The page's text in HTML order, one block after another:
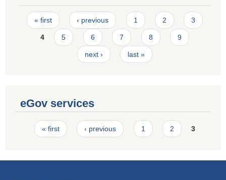
Pages
« first ‹ previous 1 2 3
4 5 6 7 8 9
next › last »
eGov services
Pages
« first ‹ previous 1 2 3